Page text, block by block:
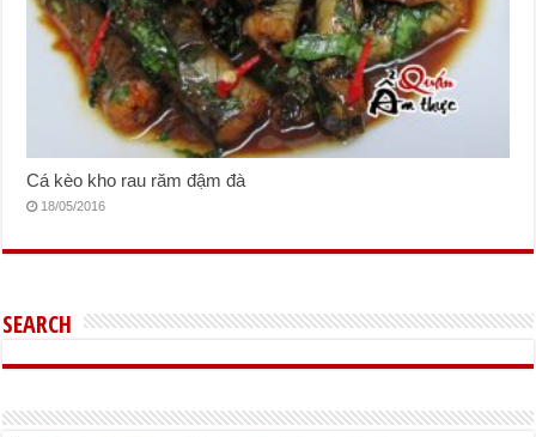
Cá kèo kho rau răm đậm đà
18/05/2016
SEARCH